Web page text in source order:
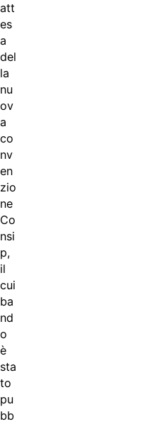
att
es
a
del
la
nu
ov
a
co
nv
en
zio
ne
Co
nsi
p,
il
cui
ba
nd
o
è
sta
to
pu
bb